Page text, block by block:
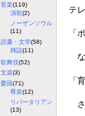
音楽(119)
演歌(2)
ノーザンソウル
(11)
読書・文学(58)
雑誌(11)
歌舞伎(52)
文楽(3)
憂国(71)
尊皇(12)
リバータリアン
(13)
テ
「
な
「
さ